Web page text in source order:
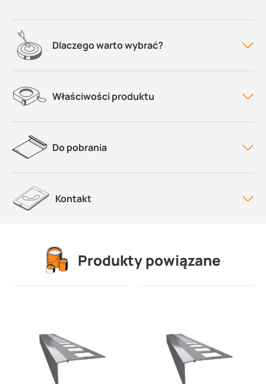
Dlaczego warto wybrać?
Właściwości produktu
Do pobrania
Kontakt
Produkty powiązane